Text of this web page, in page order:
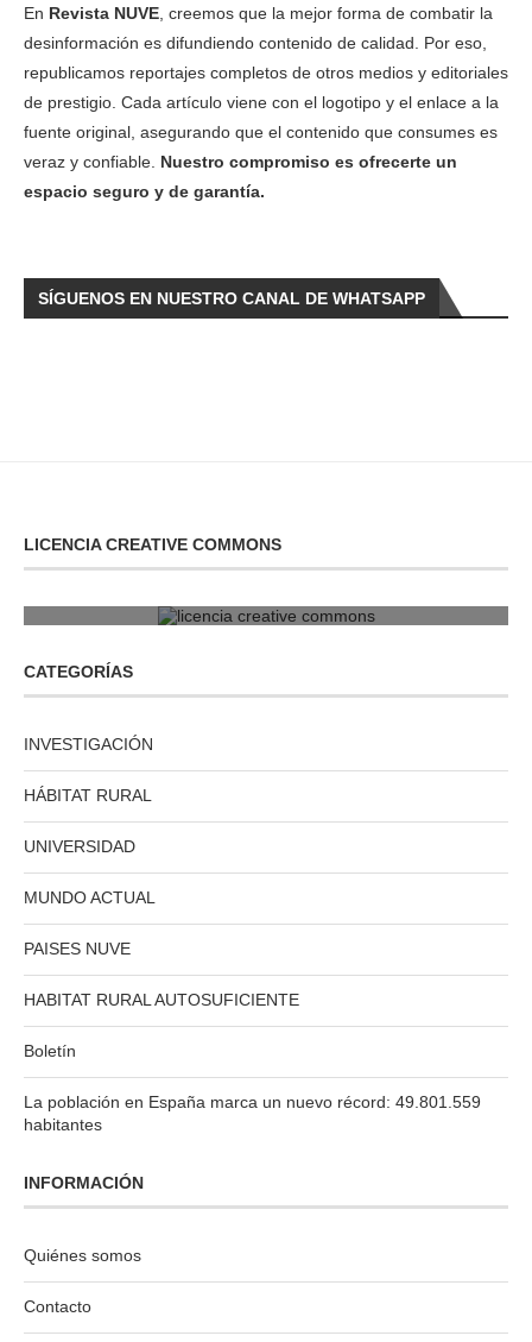
En Revista NUVE , creemos que la mejor forma de combatir la
desinformación es difundiendo contenido de calidad. Por eso,
republicamos reportajes completos de otros medios y editoriales
de prestigio. Cada artículo viene con el logotipo y el enlace a la
fuente original, asegurando que el contenido que consumes es
veraz y confiable. Nuestro compromiso es ofrecerte un
espacio seguro y de garantía.
SÍGUENOS EN NUESTRO CANAL DE WHATSAPP
LICENCIA CREATIVE COMMONS
CATEGORÍAS
INVESTIGACIÓN
HÁBITAT RURAL
UNIVERSIDAD
MUNDO ACTUAL
PAISES NUVE
HABITAT RURAL AUTOSUFICIENTE
Boletín
La población en España marca un nuevo récord: 49.801.559
habitantes
INFORMACIÓN
Quiénes somos
Contacto